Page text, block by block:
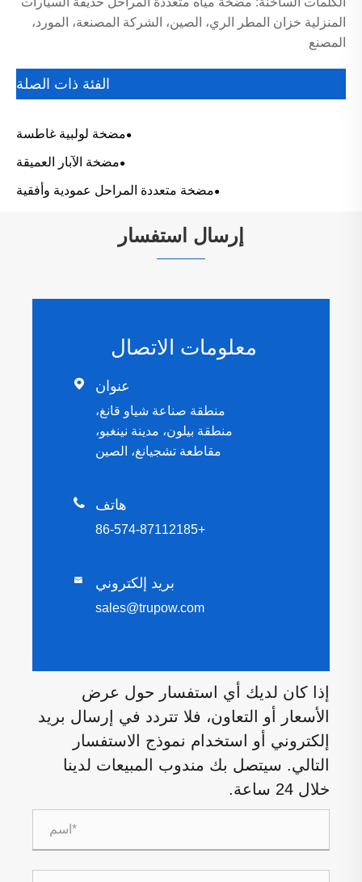
المنزلية خزان المطر الري، الصين، الشركة المصنعة، المورد،
المصنع
الفئة ذات الصلة
مضخة لولبية غاطسة
مضخة الآبار العميقة
مضخة متعددة المراحل عمودية وأفقية
إرسال استفسار
معلومات الاتصال
 عنوان
منطقة صناعة شياو قانغ،
منطقة بيلون، مدينة نينغبو،
مقاطعة تشجيانغ، الصين
 هاتف
+86-574-87112185
 بريد إلكتروني
sales@trupow.com
إذا كان لديك أي استفسار حول عرض
الأسعار أو التعاون، فلا تتردد في إرسال بريد
إلكتروني أو استخدام نموذج الاستفسار
التالي. سيتصل بك مندوب المبيعات لدينا
خلال 24 ساعة.